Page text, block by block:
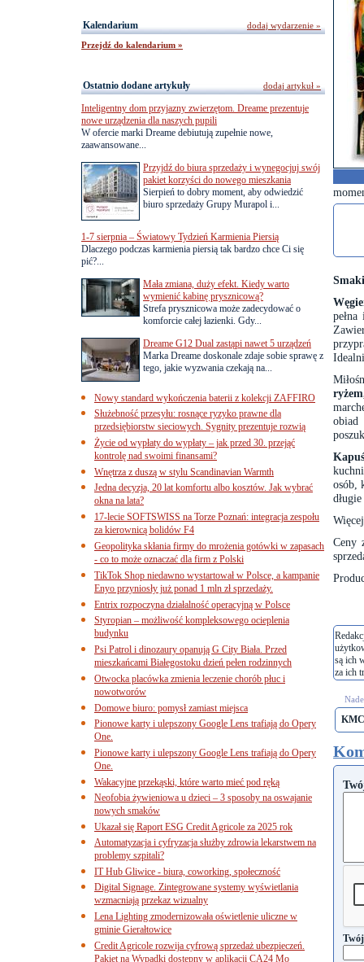
osób,
Ceny
są ich
za ich
KMC
Kalendarium
Przejdź do kalendarium »
dodaj wydarzenie »
Ostatnio dodane artykuły
Inteligentny dom przyjazny zwierzętom. Dreame prezentuje
nowe urządzenia dla naszych pupili
W ofercie marki Dreame debiutują zupełnie nowe,
zaawansowane...
Przyjdź do biura sprzedaży i wynegocjuj swój
pakiet korzyści do nowego mieszkania
Sierpień to dobry moment, aby odwiedzić
biuro sprzedaży Grupy Murapol i...
1-7 sierpnia – Światowy Tydzień Karmienia Piersią
Dlaczego podczas karmienia piersią tak bardzo chce Ci się
pić?...
Mała zmiana, duży efekt. Kiedy warto
wymienić kabinę prysznicową?
Strefa prysznicowa może zadecydować o
komforcie całej łazienki. Gdy...
Dreame G12 Dual zastąpi nawet 5 urządzeń
Marka Dreame doskonale zdaje sobie sprawę z
tego, jakie wyzwania czekają na...
Nowy standard wykończenia baterii z kolekcji ZAFFIRO
Służebność przesyłu: rosnące ryzyko prawne dla
przedsiębiorstw sieciowych. Sygnity prezentuje rozwią
Życie od wypłaty do wypłaty – jak przed 30. przejąć
kontrolę nad swoimi finansami?
Wnętrza z duszą w stylu Scandinavian Warmth
Jedna decyzja, 20 lat komfortu albo kosztów. Jak wybrać
okna na lata?
17-lecie SOFTSWISS na Torze Poznań: integracja zespołu
za kierownicą bolidów F4
Geopolityka skłania firmy do mrożenia gotówki w zapasach
- co to może oznaczać dla firm z Polski
TikTok Shop niedawno wystartował w Polsce, a kampanie
Enyo przyniosły już ponad 1 mln zł sprzedaży.
Entrix rozpoczyna działalność operacyjną w Polsce
Styropian – możliwość kompleksowego ocieplenia
budynku
Psi Patrol i dinozaury opanują G City Biała. Przed
mieszkańcami Białegostoku dzień pełen rodzinnych
Otwocka placówka zmienia leczenie chorób płuc i
nowotworów
Domowe biuro: pomysł zamiast miejsca
Pionowe karty i ulepszony Google Lens trafiają do Opery
One.
Pionowe karty i ulepszony Google Lens trafiają do Opery
One.
Wakacyjne przekąski, które warto mieć pod ręką
Neofobia żywieniowa u dzieci – 3 sposoby na oswajanie
nowych smaków
Ukazał się Raport ESG Credit Agricole za 2025 rok
Automatyzacja i cyfryzacja służby zdrowia lekarstwem na
problemy szpitali?
IT Hub Gliwice - biura, coworking, społeczność
Digital Signage. Zintegrowane systemy wyświetlania
wzmacniają przekaz wizualny
Lena Lighting zmodernizowała oświetlenie uliczne w
gminie Gierałtowice
Credit Agricole rozwija cyfrową sprzedaż ubezpieczeń.
dodaj artykuł »